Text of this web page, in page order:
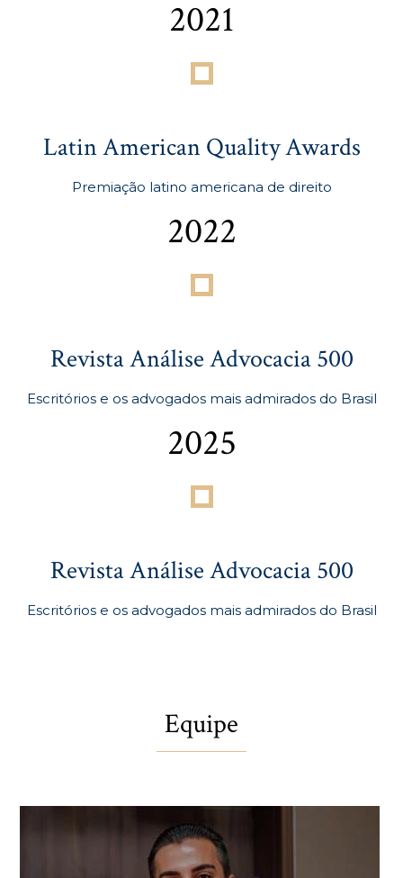
2021
Latin American Quality Awards
Premiação latino americana de direito
2022
Revista Análise Advocacia 500
Escritórios e os advogados mais admirados do Brasil
2025
Revista Análise Advocacia 500
Escritórios e os advogados mais admirados do Brasil
Equipe